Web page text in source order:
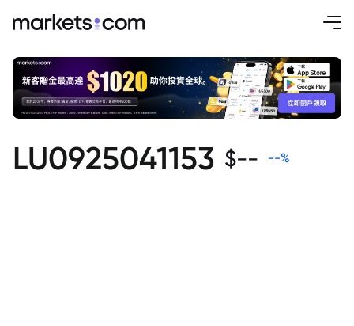
LU0925041153 $-- --%